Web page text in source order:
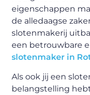
eigenschappen
de alledaagse
slotenmakerij
een betrouwbare
slotenmaker in
Als ook jij een
belangstelling